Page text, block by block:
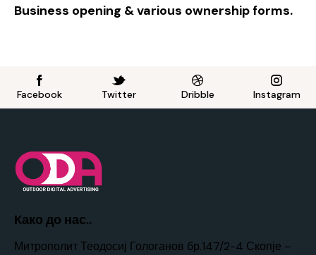
Business opening & various ownership forms.
Facebook Twitter Dribble Instagram
Како до нас..
Митрополит Теодосиј Гологанов бр.147/2-4 Скопје –